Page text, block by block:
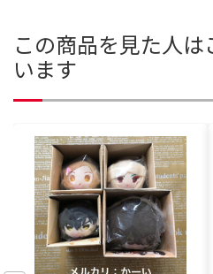
この商品を見た人
います